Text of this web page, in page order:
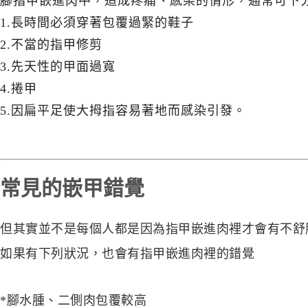
1.長時間必須穿著包覆過緊的鞋子
2.不當的指甲修剪
3.先天性的甲面過寬
4.捲甲
5.因扁平足使大拇指容易著地而感染引發。
常見的嵌甲錯覺
但其實並不是每個人都是因為指甲嵌進肉裡才會有不舒
如果有下列狀況，也會有指甲嵌進肉裡的錯覺
*腳水腫、二側肉包覆較高